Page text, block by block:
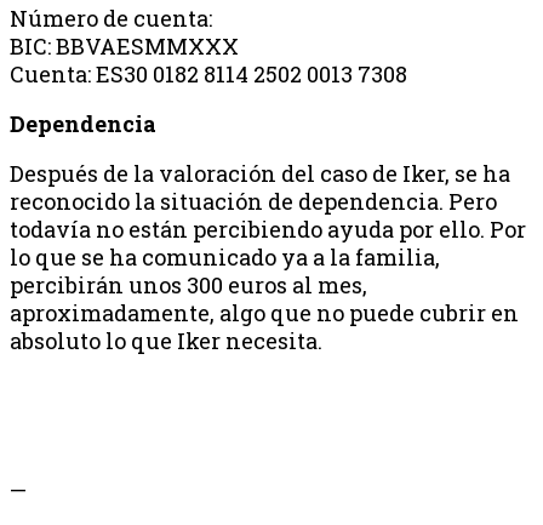
Número de cuenta:
BIC: BBVAESMMXXX
Cuenta: ES30 0182 8114 2502 0013 7308
Dependencia
Después de la valoración del caso de Iker, se ha
reconocido la situación de dependencia. Pero
todavía no están percibiendo ayuda por ello. Por
lo que se ha comunicado ya a la familia,
percibirán unos 300 euros al mes,
aproximadamente, algo que no puede cubrir en
absoluto lo que Iker necesita.
—